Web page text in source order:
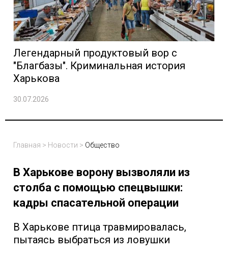
Легендарный продуктовый вор с
"Благбазы". Криминальная история
Харькова
30.07.2026
Главная > Новости > Общество
В Харькове ворону вызволяли из
столба с помощью спецвышки:
кадры спасательной операции
В Харькове птица травмировалась,
пытаясь выбраться из ловушки